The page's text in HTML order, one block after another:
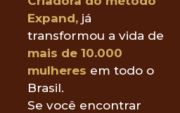
Expand, já
transformou a vida de
mais de 10.000
mulheres em todo o
Brasil.
Se você encontrar